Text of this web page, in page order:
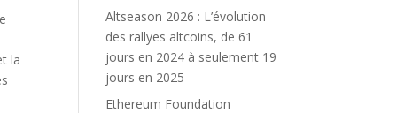
la
Altseason 2026 : L’évolution
des rallyes altcoins, de 61
jours en 2024 à seulement 19
jours en 2025
Ethereum Foundation